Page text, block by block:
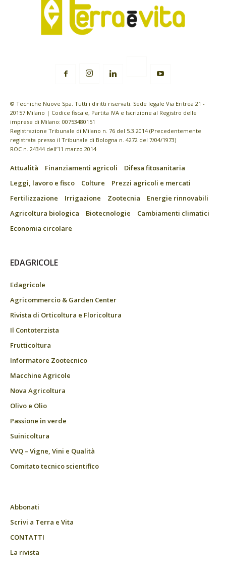
© Tecniche Nuove Spa. Tutti i diritti riservati. Sede legale Via Eritrea 21 -
20157 Milano | Codice fiscale, Partita IVA e Iscrizione al Registro delle
imprese di Milano: 00753480151
Registrazione Tribunale di Milano n. 76 del 5.3.2014 (Precedentemente
registrata presso il Tribunale di Bologna n. 4272 del 7/04/1973)
ROC n. 24344 dell’11 marzo 2014
Attualità Finanziamenti agricoli
Difesa fitosanitaria
Leggi, lavoro e fisco
Colture
Prezzi agricoli e mercati
Fertilizzazione
Irrigazione Zootecnia
Energie rinnovabili
Agricoltura biologica
Biotecnologie
Cambiamenti climatici
Economia circolare
EDAGRICOLE
Edagricole
Agricommercio & Garden Center
Rivista di Orticoltura e Floricoltura
Il Contoterzista
Frutticoltura
Informatore Zootecnico
Macchine Agricole
Nova Agricoltura
Olivo e Olio
Passione in verde
Suinicoltura
VVQ – Vigne, Vini e Qualità
Comitato tecnico scientifico
Abbonati
Scrivi a Terra e Vita
CONTATTI
La rivista